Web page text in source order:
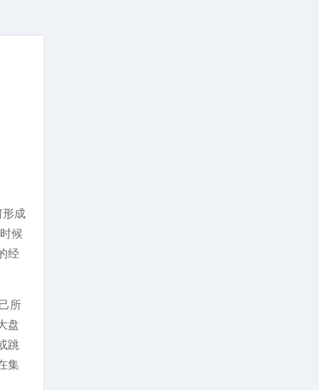
形成
候
经
所
盘
跳
集